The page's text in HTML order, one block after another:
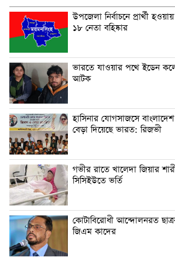
উপজেলা নির্বাচনে প্রার্থী
১৮ নেতা বহিষ্কার
ভারতে যাওয়ার পথে ইডেন
আটক
হাসিনার যোগসাজসে বাংলাদেশ
বেড়া দিয়েছে ভারত: রিজভী
গভীর রাতে খালেদা জিয়ার
সিসিইউতে ভর্তি
কোটাবিরোধী আন্দোলনরত
জিএম কাদের